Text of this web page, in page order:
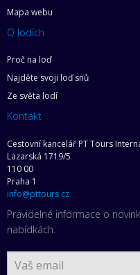
Mapa webu
O lodích
Proč na loď
Najděte svoji loď snů
Ze světa lodí
Kontakt
Cestovní kancelář PT Tours
Lazarská 1719/5
110 00
Praha 1
info@pttours.cz
Pravidelné informace o
nabídkách.